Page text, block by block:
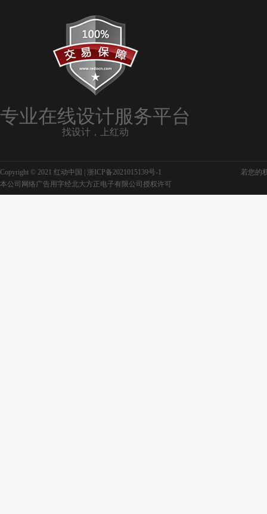
专业在线设计服务平台
找设计，上红动
Copyright © 2021 红动中国 | 浙ICP备2021015139号-1
若您的
本公司网络广告用字经北大方正电子有限公司授权许可